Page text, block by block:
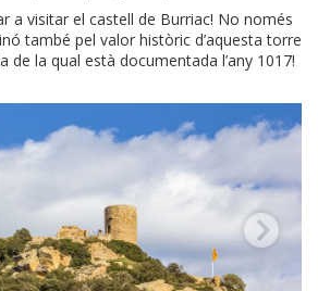
a visitar el castell de Burriac! No només
també pel valor històric d’aquesta torre
de la qual està documentada l’any 1017!